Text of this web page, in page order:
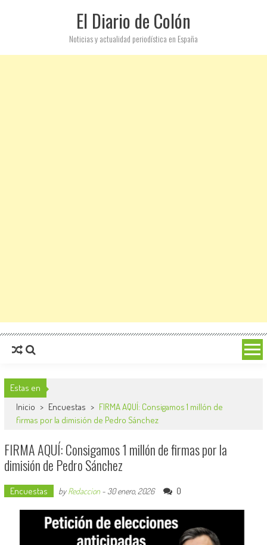
El Diario de Colón
Noticias y actualidad periodística en España
Estas en
Inicio > Encuestas > FIRMA AQUÍ: Consigamos 1 millón de
firmas por la dimisión de Pedro Sánchez
FIRMA AQUÍ: Consigamos 1 millón de firmas por la
dimisión de Pedro Sánchez
Encuestas byRedaccion- 30 enero, 2026 0